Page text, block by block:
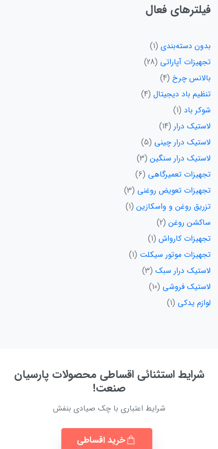
فیلترهای فعال
بدون دسته‌بندی 1
تجهیزات آپاراتی 28
بالانس چرخ 4
تنظیم باد دیجیتال 4
شوکر باد 1
لاستیک درار 14
لاستیک درار چینی 5
لاستیک درار سنگین 3
تجهیزات تعمیرگاهی 6
تجهیزات تعویض روغنی 3
تزریق روغن و واسکازین 1
ساکشن روغن 2
تجهیزات کارواش 1
تجهیزات موتور سیکلت 1
لاستیک درار سبک 3
لاستیک فروشی 10
لوازم یدکی 1
شرایط استثنائی اقساطی محصولات پارسیان
صنعت!
شرایط اعتباری با چک صیادی بنفش
خرید اقساطی